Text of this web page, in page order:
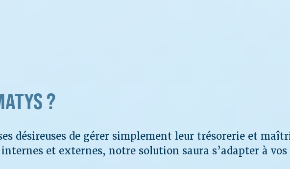
?
désireuses de gérer simplement leur trésorerie et
internes et externes, notre solution saura s’adapter à vos